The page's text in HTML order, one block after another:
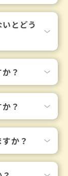
とどう
？
？
か？